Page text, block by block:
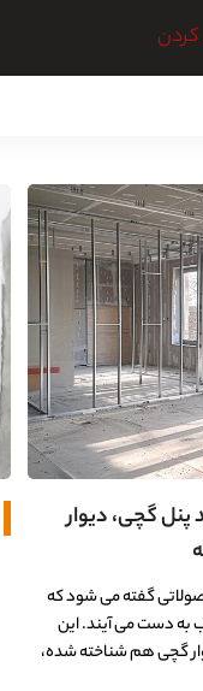
کردن
پنل گچی، دیوار
گفته می شود که
به دست می آیند. این
گچی هم شناخته شده،